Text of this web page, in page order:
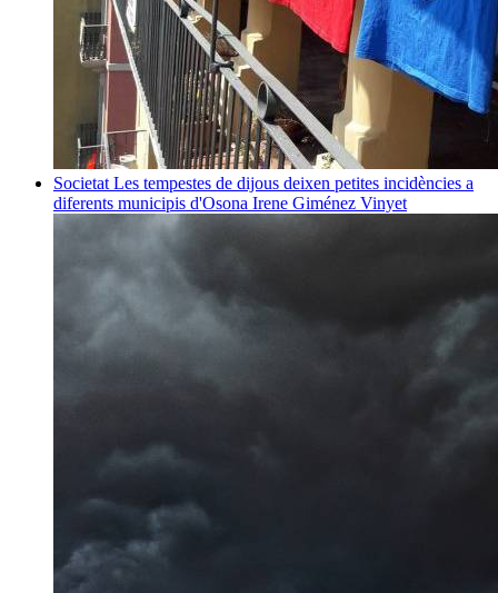
Societat Les tempestes de dijous deixen petites incidències a
diferents municipis d'Osona Irene Giménez Vinyet